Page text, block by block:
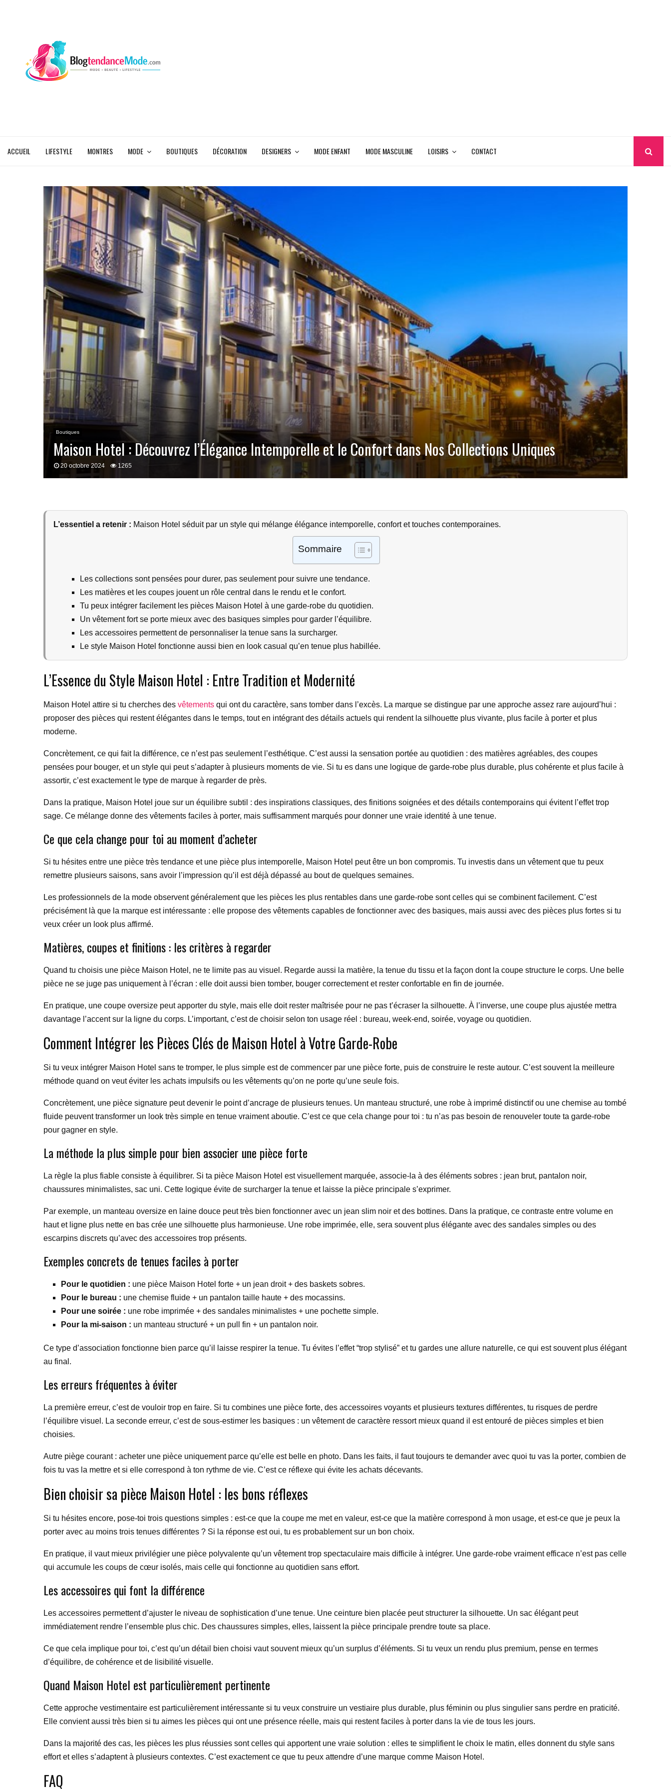
ACCUEIL LIFESTYLE MONTRES MODE BOUTIQUES DÉCORATION DESIGNERS MODE ENFANT MODE MASCULINE LOISIRS CONTACT
Boutiques
Maison Hotel : Découvrez l’Élégance Intemporelle et le Confort dans Nos Collections Uniques
20 octobre 2024 1265
L’essentiel a retenir : Maison Hotel séduit par un style qui mélange élégance intemporelle, confort et touches contemporaines.
Sommaire
Les collections sont pensées pour durer, pas seulement pour suivre une tendance.
Les matières et les coupes jouent un rôle central dans le rendu et le confort.
Tu peux intégrer facilement les pièces Maison Hotel à une garde-robe du quotidien.
Un vêtement fort se porte mieux avec des basiques simples pour garder l’équilibre.
Les accessoires permettent de personnaliser la tenue sans la surcharger.
Le style Maison Hotel fonctionne aussi bien en look casual qu’en tenue plus habillée.
L’Essence du Style Maison Hotel : Entre Tradition et Modernité
Maison Hotel attire si tu cherches des vêtements qui ont du caractère, sans tomber dans l’excès. La marque se distingue par une approche assez rare aujourd’hui :
proposer des pièces qui restent élégantes dans le temps, tout en intégrant des détails actuels qui rendent la silhouette plus vivante, plus facile à porter et plus
moderne.
Concrètement, ce qui fait la différence, ce n’est pas seulement l’esthétique. C’est aussi la sensation portée au quotidien : des matières agréables, des coupes
pensées pour bouger, et un style qui peut s’adapter à plusieurs moments de vie. Si tu es dans une logique de garde-robe plus durable, plus cohérente et plus facile à
assortir, c’est exactement le type de marque à regarder de près.
Dans la pratique, Maison Hotel joue sur un équilibre subtil : des inspirations classiques, des finitions soignées et des détails contemporains qui évitent l’effet trop
sage. Ce mélange donne des vêtements faciles à porter, mais suffisamment marqués pour donner une vraie identité à une tenue.
Ce que cela change pour toi au moment d’acheter
Si tu hésites entre une pièce très tendance et une pièce plus intemporelle, Maison Hotel peut être un bon compromis. Tu investis dans un vêtement que tu peux
remettre plusieurs saisons, sans avoir l’impression qu’il est déjà dépassé au bout de quelques semaines.
Les professionnels de la mode observent généralement que les pièces les plus rentables dans une garde-robe sont celles qui se combinent facilement. C’est
précisément là que la marque est intéressante : elle propose des vêtements capables de fonctionner avec des basiques, mais aussi avec des pièces plus fortes si tu
veux créer un look plus affirmé.
Matières, coupes et finitions : les critères à regarder
Quand tu choisis une pièce Maison Hotel, ne te limite pas au visuel. Regarde aussi la matière, la tenue du tissu et la façon dont la coupe structure le corps. Une belle
pièce ne se juge pas uniquement à l’écran : elle doit aussi bien tomber, bouger correctement et rester confortable en fin de journée.
En pratique, une coupe oversize peut apporter du style, mais elle doit rester maîtrisée pour ne pas t’écraser la silhouette. À l’inverse, une coupe plus ajustée mettra
davantage l’accent sur la ligne du corps. L’important, c’est de choisir selon ton usage réel : bureau, week-end, soirée, voyage ou quotidien.
Comment Intégrer les Pièces Clés de Maison Hotel à Votre Garde-Robe
Si tu veux intégrer Maison Hotel sans te tromper, le plus simple est de commencer par une pièce forte, puis de construire le reste autour. C’est souvent la meilleure
méthode quand on veut éviter les achats impulsifs ou les vêtements qu’on ne porte qu’une seule fois.
Concrètement, une pièce signature peut devenir le point d’ancrage de plusieurs tenues. Un manteau structuré, une robe à imprimé distinctif ou une chemise au tombé
fluide peuvent transformer un look très simple en tenue vraiment aboutie. C’est ce que cela change pour toi : tu n’as pas besoin de renouveler toute ta garde-robe
pour gagner en style.
La méthode la plus simple pour bien associer une pièce forte
La règle la plus fiable consiste à équilibrer. Si ta pièce Maison Hotel est visuellement marquée, associe-la à des éléments sobres : jean brut, pantalon noir,
chaussures minimalistes, sac uni. Cette logique évite de surcharger la tenue et laisse la pièce principale s’exprimer.
Par exemple, un manteau oversize en laine douce peut très bien fonctionner avec un jean slim noir et des bottines. Dans la pratique, ce contraste entre volume en
haut et ligne plus nette en bas crée une silhouette plus harmonieuse. Une robe imprimée, elle, sera souvent plus élégante avec des sandales simples ou des
escarpins discrets qu’avec des accessoires trop présents.
Exemples concrets de tenues faciles à porter
Pour le quotidien : une pièce Maison Hotel forte + un jean droit + des baskets sobres.
Pour le bureau : une chemise fluide + un pantalon taille haute + des mocassins.
Pour une soirée : une robe imprimée + des sandales minimalistes + une pochette simple.
Pour la mi-saison : un manteau structuré + un pull fin + un pantalon noir.
Ce type d’association fonctionne bien parce qu’il laisse respirer la tenue. Tu évites l’effet “trop stylisé” et tu gardes une allure naturelle, ce qui est souvent plus élégant
au final.
Les erreurs fréquentes à éviter
La première erreur, c’est de vouloir trop en faire. Si tu combines une pièce forte, des accessoires voyants et plusieurs textures différentes, tu risques de perdre
l’équilibre visuel. La seconde erreur, c’est de sous-estimer les basiques : un vêtement de caractère ressort mieux quand il est entouré de pièces simples et bien
choisies.
Autre piège courant : acheter une pièce uniquement parce qu’elle est belle en photo. Dans les faits, il faut toujours te demander avec quoi tu vas la porter, combien de
fois tu vas la mettre et si elle correspond à ton rythme de vie. C’est ce réflexe qui évite les achats décevants.
Bien choisir sa pièce Maison Hotel : les bons réflexes
Si tu hésites encore, pose-toi trois questions simples : est-ce que la coupe me met en valeur, est-ce que la matière correspond à mon usage, et est-ce que je peux la
porter avec au moins trois tenues différentes ? Si la réponse est oui, tu es probablement sur un bon choix.
En pratique, il vaut mieux privilégier une pièce polyvalente qu’un vêtement trop spectaculaire mais difficile à intégrer. Une garde-robe vraiment efficace n’est pas celle
qui accumule les coups de cœur isolés, mais celle qui fonctionne au quotidien sans effort.
Les accessoires qui font la différence
Les accessoires permettent d’ajuster le niveau de sophistication d’une tenue. Une ceinture bien placée peut structurer la silhouette. Un sac élégant peut
immédiatement rendre l’ensemble plus chic. Des chaussures simples, elles, laissent la pièce principale prendre toute sa place.
Ce que cela implique pour toi, c’est qu’un détail bien choisi vaut souvent mieux qu’un surplus d’éléments. Si tu veux un rendu plus premium, pense en termes
d’équilibre, de cohérence et de lisibilité visuelle.
Quand Maison Hotel est particulièrement pertinente
Cette approche vestimentaire est particulièrement intéressante si tu veux construire un vestiaire plus durable, plus féminin ou plus singulier sans perdre en praticité.
Elle convient aussi très bien si tu aimes les pièces qui ont une présence réelle, mais qui restent faciles à porter dans la vie de tous les jours.
Dans la majorité des cas, les pièces les plus réussies sont celles qui apportent une vraie solution : elles te simplifient le choix le matin, elles donnent du style sans
effort et elles s’adaptent à plusieurs contextes. C’est exactement ce que tu peux attendre d’une marque comme Maison Hotel.
FAQ